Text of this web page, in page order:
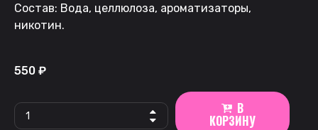
Состав: Вода, целлюлоза, ароматизаторы,
никотин.
550 ₽
В
КОРЗИНУ